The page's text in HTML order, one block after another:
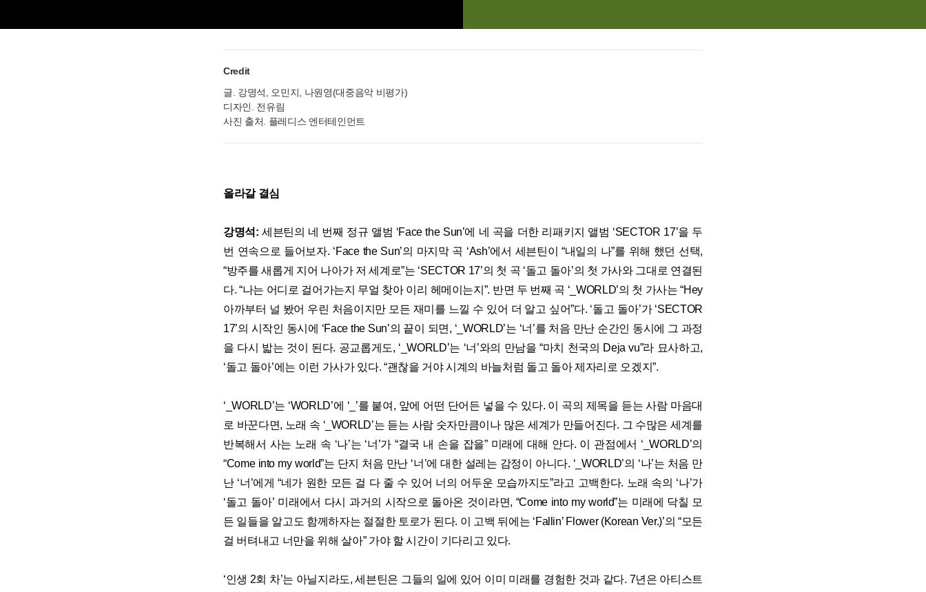
Credit
글. 강명석, 오민지, 나원영(대중음악 비평가)
디자인. 전유림
사진 출처. 플레디스 엔터테인먼트
올라갈 결심
강명석:세븐틴의 네 번째 정규 앨범 ‘Face the Sun’에 네 곡을 더한 리패키지 앨범 ‘SECTOR 17’을 두
번 연속으로 들어보자. ‘Face the Sun’의 마지막 곡 ‘Ash’에서 세븐틴이 “내일의 나”를 위해 했던 선택,
“방주를 새롭게 지어 나아가 저 세계로”는 ‘SECTOR 17’의 첫 곡 ‘돌고 돌아’의 첫 가사와 그대로 연결된
다. “나는 어디로 걸어가는지 무얼 찾아 이리 헤메이는지”. 반면 두 번째 곡 ‘_WORLD’의 첫 가사는 “Hey
아까부터 널 봤어 우린 처음이지만 모든 재미를 느낄 수 있어 더 알고 싶어”다. ‘돌고 돌아’가 ‘SECTOR
17’의 시작인 동시에 ‘Face the Sun’의 끝이 되면, ‘_WORLD’는 ‘너’를 처음 만난 순간인 동시에 그 과정
을 다시 밟는 것이 된다. 공교롭게도, ‘_WORLD’는 ‘너’와의 만남을 “마치 천국의 Deja vu”라 묘사하고,
‘돌고 돌아’에는 이런 가사가 있다. “괜찮을 거야 시계의 바늘처럼 돌고 돌아 제자리로 오겠지”.
‘_WORLD’는 ‘WORLD’에 ‘_’를 붙여, 앞에 어떤 단어든 넣을 수 있다. 이 곡의 제목을 듣는 사람 마음대
로 바꾼다면, 노래 속 ‘_WORLD’는 듣는 사람 숫자만큼이나 많은 세계가 만들어진다. 그 수많은 세계를
반복해서 사는 노래 속 ‘나’는 ‘너’가 “결국 내 손을 잡을” 미래에 대해 안다. 이 관점에서 ‘_WORLD’의
“Come into my world”는 단지 처음 만난 ‘너’에 대한 설레는 감정이 아니다. ‘_WORLD’의 ‘나’는 처음 만
난 ‘너’에게 “네가 원한 모든 걸 다 줄 수 있어 너의 어두운 모습까지도”라고 고백한다. 노래 속의 ‘나’가
‘돌고 돌아’ 미래에서 다시 과거의 시작으로 돌아온 것이라면, “Come into my world”는 미래에 닥칠 모
든 일들을 알고도 함께하자는 절절한 토로가 된다. 이 고백 뒤에는 ‘Fallin’ Flower (Korean Ver.)’의 “모든
걸 버텨내고 너만을 위해 살아” 가야 할 시간이 기다리고 있다.
‘인생 2회 차’는 아닐지라도, 세븐틴은 그들의 일에 있어 이미 미래를 경험한 것과 같다. 7년은 아티스트